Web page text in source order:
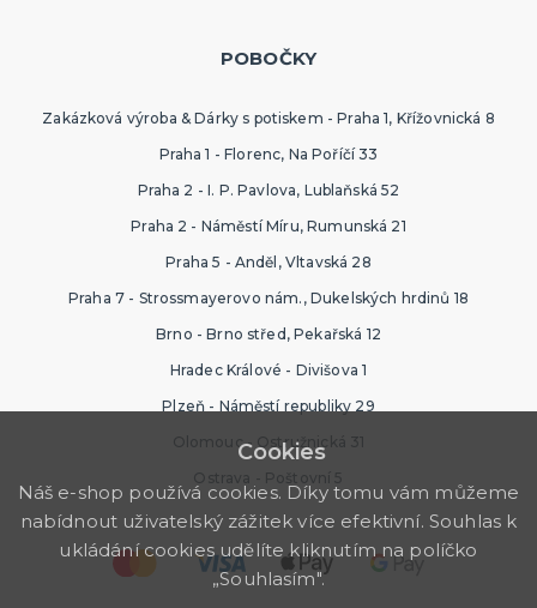
POBOČKY
Zakázková výroba & Dárky s potiskem - Praha 1, Křížovnická 8
Praha 1 - Florenc, Na Poříčí 33
Praha 2 - I. P. Pavlova, Lublaňská 52
Praha 2 - Náměstí Míru, Rumunská 21
Praha 5 - Anděl, Vltavská 28
Praha 7 - Strossmayerovo nám., Dukelských hrdinů 18
Brno - Brno střed, Pekařská 12
Hradec Králové - Divišova 1
Plzeň - Náměstí republiky 29
Olomouc - Ostružnická 31
Ostrava - Poštovní 5
Cookies
Náš e-shop používá cookies. Díky tomu vám můžeme
nabídnout uživatelský zážitek více efektivní. Souhlas k
ukládání cookies udělíte kliknutím na políčko
„Souhlasím".